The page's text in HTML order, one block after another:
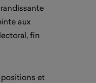
aux
fin
positions et